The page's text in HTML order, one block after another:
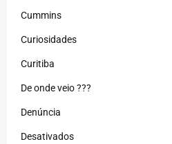
Cummins
Curiosidades
Curitiba
De onde veio ???
Denúncia
Desativados